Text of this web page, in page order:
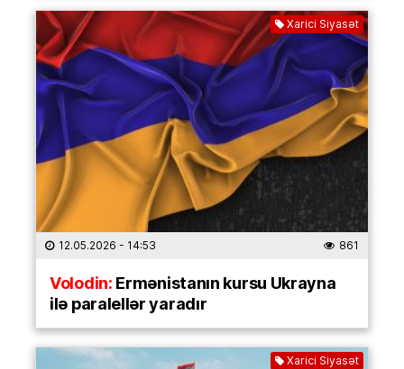
Xarici Siyasət
12.05.2026 - 14:53 861
Volodin:Ermənistanın kursu Ukrayna
ilə paralellər yaradır
Xarici Siyasət